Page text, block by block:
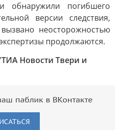
погибшего
версии следствия,
неосторожностью
продолжаются.
Новости Твери и
паблик в ВКонтакте